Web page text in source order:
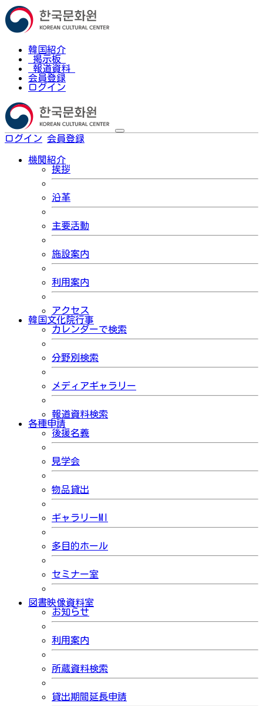
韓国紹介
掲示板
報道資料
会員登録
ログイン
ログイン 会員登録
機関紹介
挨拶
沿革
主要活動
施設案内
利用案内
アクセス
韓国文化院行事
カレンダーで検索
分野別検索
メディアギャラリー
報道資料検索
各種申請
後援名義
見学会
物品貸出
ギャラリーMI
多目的ホール
セミナー室
図書映像資料室
お知らせ
利用案内
所蔵資料検索
貸出期間延長申請